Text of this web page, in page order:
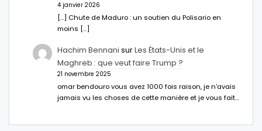
4 janvier 2026
[…] Chute de Maduro : un soutien du Polisario en
moins […]
Hachim Bennani surLes États-Unis et le
Maghreb : que veut faire Trump ?
21 novembre 2025
omar bendouro vous avez 1000 fois raison, je n'avais
jamais vu les choses de cette manière et je vous fait…